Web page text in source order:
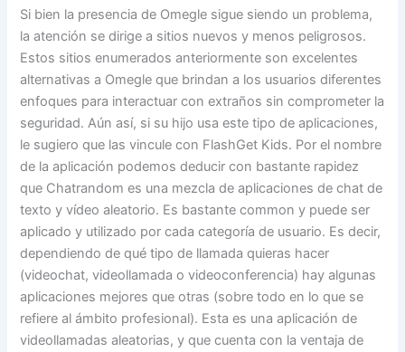
Si bien la presencia de Omegle sigue siendo un problema,
la atención se dirige a sitios nuevos y menos peligrosos.
Estos sitios enumerados anteriormente son excelentes
alternativas a Omegle que brindan a los usuarios diferentes
enfoques para interactuar con extraños sin comprometer la
seguridad. Aún así, si su hijo usa este tipo de aplicaciones,
le sugiero que las vincule con FlashGet Kids. Por el nombre
de la aplicación podemos deducir con bastante rapidez
que Chatrandom es una mezcla de aplicaciones de chat de
texto y vídeo aleatorio. Es bastante common y puede ser
aplicado y utilizado por cada categoría de usuario. Es decir,
dependiendo de qué tipo de llamada quieras hacer
(videochat, videollamada o videoconferencia) hay algunas
aplicaciones mejores que otras (sobre todo en lo que se
refiere al ámbito profesional). Esta es una aplicación de
videollamadas aleatorias, y que cuenta con la ventaja de